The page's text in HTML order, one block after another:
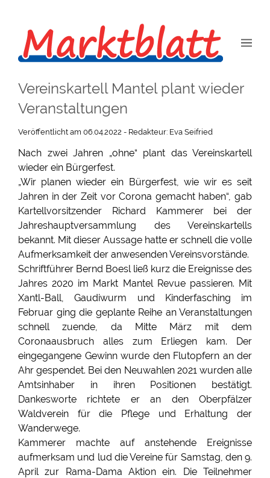
Vereinskartell Mantel plant wieder
Veranstaltungen
Veröffentlicht am 06.04.2022 - Redakteur: Eva Seifried
Nach zwei Jahren „ohne“ plant das Vereinskartell
wieder ein Bürgerfest.
„Wir planen wieder ein Bürgerfest, wie wir es seit
Jahren in der Zeit vor Corona gemacht haben“, gab
Kartellvorsitzender Richard Kammerer bei der
Jahreshauptversammlung des Vereinskartells
bekannt. Mit dieser Aussage hatte er schnell die volle
Aufmerksamkeit der anwesenden Vereinsvorstände.
Schriftführer Bernd Boesl ließ kurz die Ereignisse des
Jahres 2020 im Markt Mantel Revue passieren. Mit
Xantl-Ball, Gaudiwurm und Kinderfasching im
Februar ging die geplante Reihe an Veranstaltungen
schnell zuende, da Mitte März mit dem
Coronaausbruch alles zum Erliegen kam. Der
eingegangene Gewinn wurde den Flutopfern an der
Ahr gespendet. Bei den Neuwahlen 2021 wurden alle
Amtsinhaber in ihren Positionen bestätigt.
Dankesworte richtete er an den Oberpfälzer
Waldverein für die Pflege und Erhaltung der
Wanderwege.
Kammerer machte auf anstehende Ereignisse
aufmerksam und lud die Vereine für Samstag, den 9.
April zur Rama-Dama Aktion ein. Die Teilnehmer